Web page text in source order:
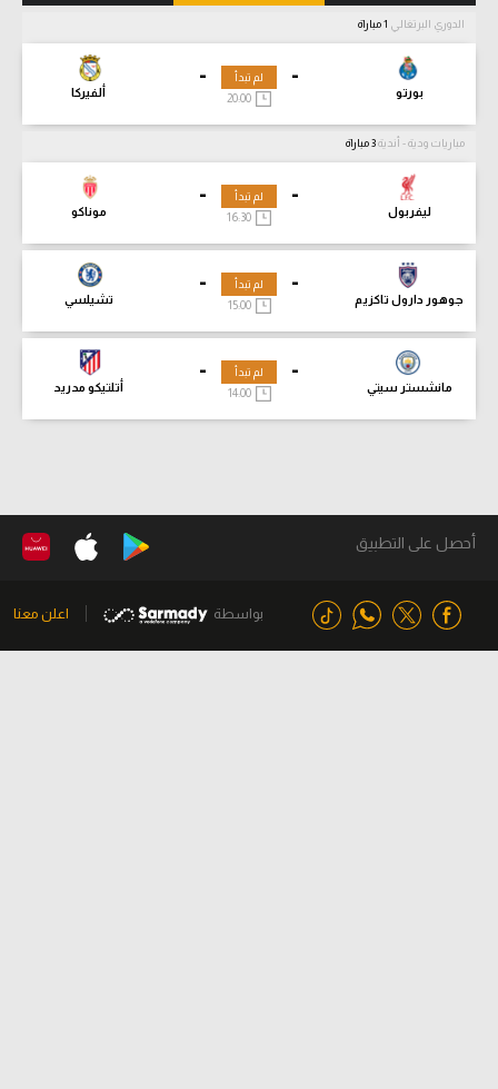
الدوري البرتغالي
-
بورتو
-
ألفيركا
لم تبدأ
مباريات ودية - أندية
-
ليفربول
-
موناكو
لم تبدأ
-
جوهور دارول تاكزيم
-
تشيلسي
لم تبدأ
15:00
-
مانشستر سيتي
-
أتلتيكو مدريد
لم تبدأ
14:00
أحصل على التطبيق
بواسطة اعلن معنا